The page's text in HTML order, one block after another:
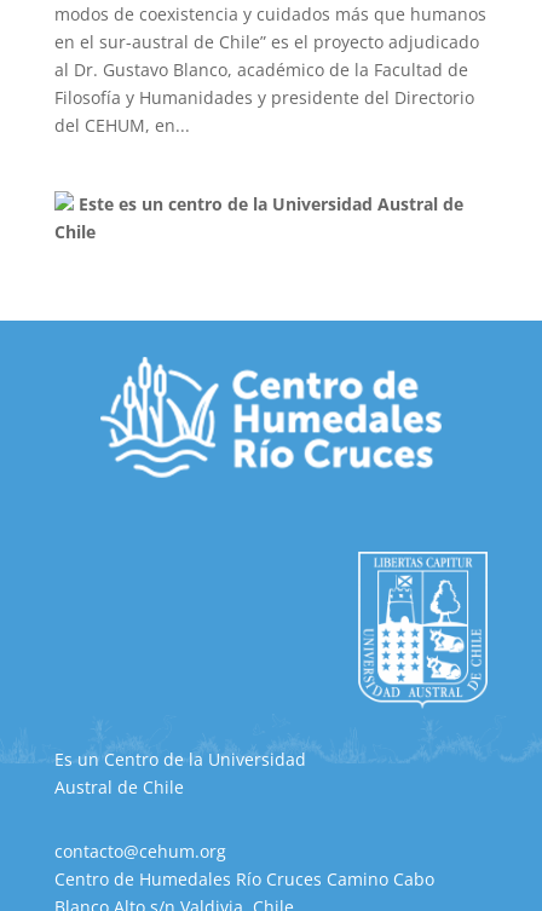
modos de coexistencia y cuidados más que humanos
en el sur-austral de Chile” es el proyecto adjudicado
al Dr. Gustavo Blanco, académico de la Facultad de
Filosofía y Humanidades y presidente del Directorio
del CEHUM, en...
Este es un centro de la Universidad Austral de
Chile
Es un Centro de la Universidad
Austral de Chile
contacto@cehum.org
Centro de Humedales Río Cruces Camino Cabo